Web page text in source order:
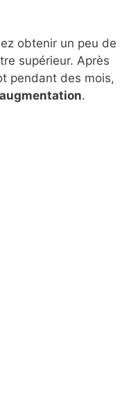
obtenir un peu de
supérieur. Après
pendant des mois,
.